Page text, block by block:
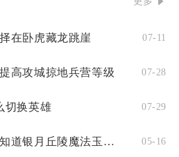
在卧虎藏龙跳崖 07-11
高攻城掠地兵营等级 07-28
切换英雄 07-29
创造与魔法想知道银月丘陵魔法玉米的具体位置 05-16